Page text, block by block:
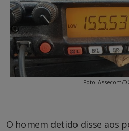
Foto: Assecom/
O homem detido disse aos